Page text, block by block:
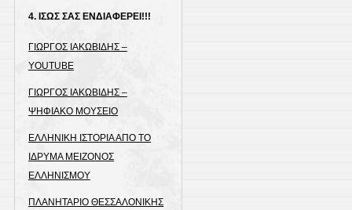
4. ΙΣΩΣ ΣΑΣ ΕΝΔΙΑΦΕΡΕΙ!!!
ΓΙΩΡΓΟΣ ΙΑΚΩΒΙΔΗΣ –
YOUTUBE
ΓΙΩΡΓΟΣ ΙΑΚΩΒΙΔΗΣ –
ΨΗΦΙΑΚΟ ΜΟΥΣΕΙΟ
ΕΛΛΗΝΙΚΗ ΙΣΤΟΡΙΑ ΑΠΟ ΤΟ
ΙΔΡΥΜΑ ΜΕΙΖΟΝΟΣ
ΕΛΛΗΝΙΣΜΟΥ
ΠΛΑΝΗΤΑΡΙΟ ΘΕΣΣΑΛΟΝΙΚΗΣ